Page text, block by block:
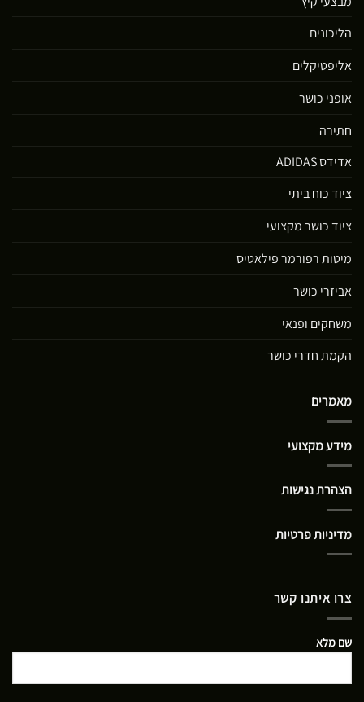
הליכונים
אליפטיקלים
אופני כושר
חתירה
אדידס ADIDAS
ציוד כוח ביתי
ציוד כושר מקצועי
מיטות רפורמר פילאטיס
אביזרי כושר
משחקים ופנאי
הקמת חדרי כושר
מאמרים
מידע מקצועי
הצהרת נגישות
מדיניות פרטיות
צרו איתנו קשר
שם מלא